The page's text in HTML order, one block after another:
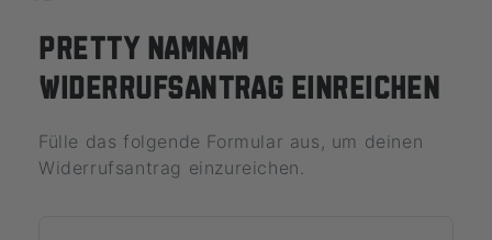
PRETTY NAMNAM
WIDERRUFSANTRAG EINREICHEN
Fülle das folgende Formular aus, um deinen
Widerrufsantrag einzureichen.